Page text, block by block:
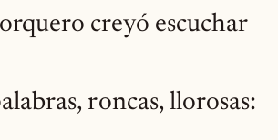
creyó escuchar
roncas, llorosas: